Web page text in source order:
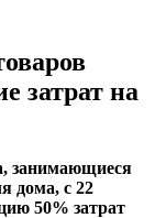
затрат на
занимающиеся
дома, с 22
50% затрат